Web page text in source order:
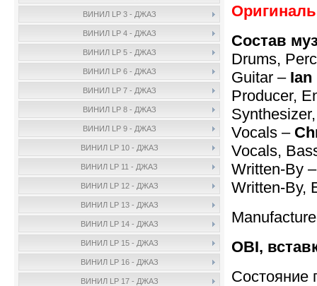
ВИНИЛ LP 3 - ДЖАЗ
ВИНИЛ LP 4 - ДЖАЗ
ВИНИЛ LP 5 - ДЖАЗ
ВИНИЛ LP 6 - ДЖАЗ
ВИНИЛ LP 7 - ДЖАЗ
ВИНИЛ LP 8 - ДЖАЗ
ВИНИЛ LP 9 - ДЖАЗ
ВИНИЛ LP 10 - ДЖАЗ
ВИНИЛ LP 11 - ДЖАЗ
ВИНИЛ LP 12 - ДЖАЗ
ВИНИЛ LP 13 - ДЖАЗ
ВИНИЛ LP 14 - ДЖАЗ
ВИНИЛ LP 15 - ДЖАЗ
ВИНИЛ LP 16 - ДЖАЗ
ВИНИЛ LP 17 - ДЖАЗ
Состав
Drums,
Guitar – Ian
Producer,
Vocals –
Vocals,
Written-By
Written-By,
OBI,
Состояние